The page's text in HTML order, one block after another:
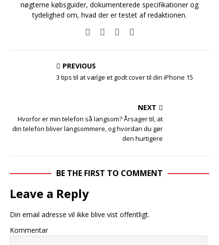
nøgterne købsguider, dokumenterede specifikationer og
tydelighed om, hvad der er testet af redaktionen.
PREVIOUS
3 tips til at vælge et godt cover til din iPhone 15
NEXT
Hvorfor er min telefon så langsom? Årsager til, at
din telefon bliver langsommere, og hvordan du gør
den hurtigere
BE THE FIRST TO COMMENT
Leave a Reply
Din email adresse vil ikke blive vist offentligt.
Kommentar